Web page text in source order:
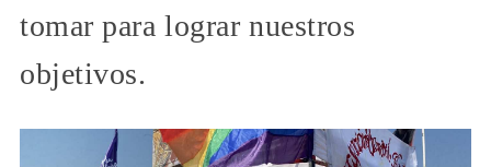
tomar para lograr nuestros
objetivos.